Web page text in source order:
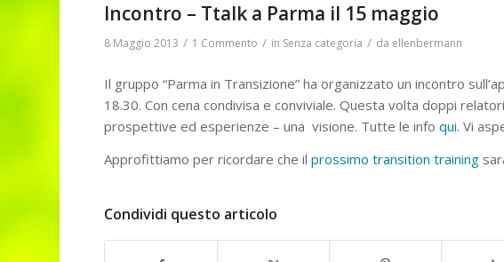
Incontro – Ttalk a Parma il 15 maggio
8 Maggio 2013 / 1 Commento / in Senza categoria / da ellenbermann
Il gruppo “Parma in Transizione” ha organizzato un incontro
18.30. Con cena condivisa e conviviale. Questa volta doppi
prospettive ed esperienze – una visione. Tutte le infoqui. Vi
Approfittiamo per ricordare che ilprossimo transition training
Condividi questo articolo